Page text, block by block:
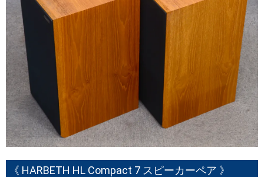
《 HARBETH HL Compact 7 スピーカーペア 》